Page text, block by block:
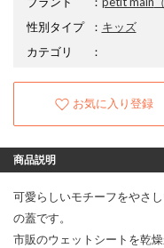
性別タイプ
： キッズ
カテゴリ
：
お気に入り登録
商品説明
可愛らしいモチーフをやさ
の蓋です。
市販のウェットシートを乾